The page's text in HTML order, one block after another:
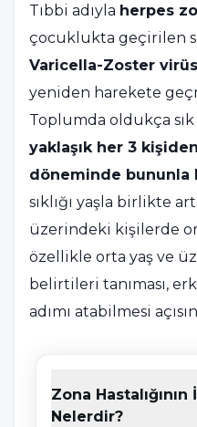
Tıbbi adıyla herpes
çocuklukta geçirilen
Varicella-Zoster
yeniden harekete
Toplumda oldukça
yaklaşık her 3
döneminde bununla
sıklığı yaşla birlikte
üzerindeki kişilerde
özellikle orta yaş ve
belirtileri tanıması,
adımı atabilmesi
Suçiçeği aşısının
genel olarak
farkındalığın giderek
Zona
Nelerdir?